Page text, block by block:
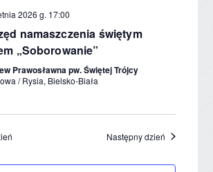
2026 g. 17:00
namaszczenia świętym
„Soborowanie”
Prawosławna pw. Świętej Trójcy
/ Rysia, Bielsko-Biała
Następny dzień